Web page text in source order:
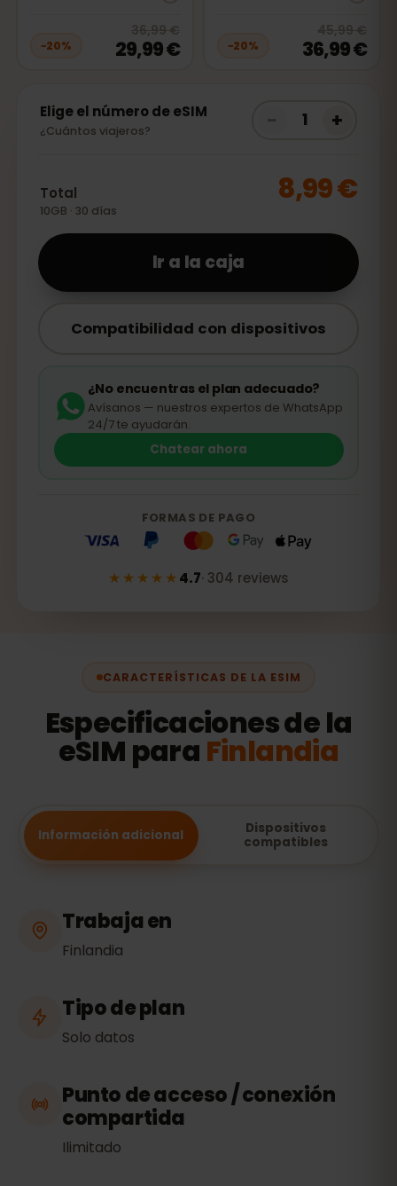
−20%
20 36,99 €, now
36,99 €
29,99 € −20%
45,99 €
36,99 €
Elige el número de eSIM
¿Cuántos viajeros?
1 +
Total
10GB · 30 días
8,99 €
Ir a la caja
Compatibilidad con dispositivos
¿No encuentras el plan adecuado?
Avísanos — nuestros expertos de WhatsApp
24/7 te ayudarán.
Chatear ahora
FORMAS DE PAGO
★★★★★4.7· 304 reviews
CARACTERÍSTICAS DE LA ESIM
Especificaciones de la
eSIM para Finlandia
Información adicional
Dispositivos
compatibles
Trabaja en
Finlandia
Tipo de plan
Solo datos
Punto de acceso / conexión
compartida
Ilimitado